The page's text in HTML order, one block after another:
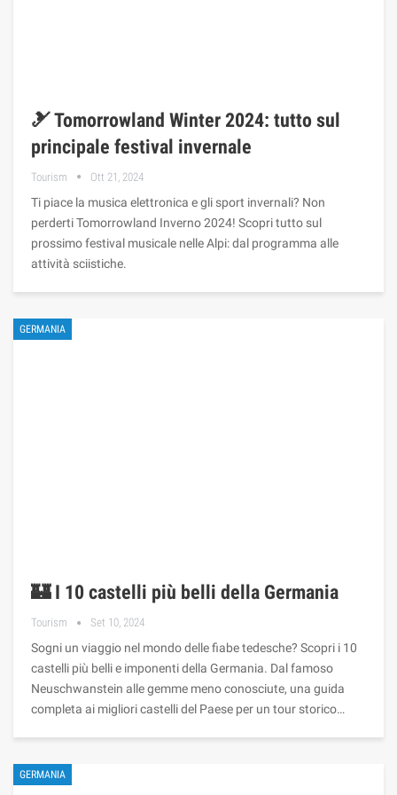
🎿 Tomorrowland Winter 2024: tutto sul
principale festival invernale
Tourism Ott 21, 2024
Ti piace la musica elettronica e gli sport invernali? Non
perderti Tomorrowland Inverno 2024! Scopri tutto sul
prossimo festival musicale nelle Alpi: dal programma alle
attività sciistiche.
GERMANIA
🏰 I 10 castelli più belli della Germania
Tourism Set 10, 2024
Sogni un viaggio nel mondo delle fiabe tedesche? Scopri i 10
castelli più belli e imponenti della Germania. Dal famoso
Neuschwanstein alle gemme meno conosciute, una guida
completa ai migliori castelli del Paese per un tour storico…
GERMANIA